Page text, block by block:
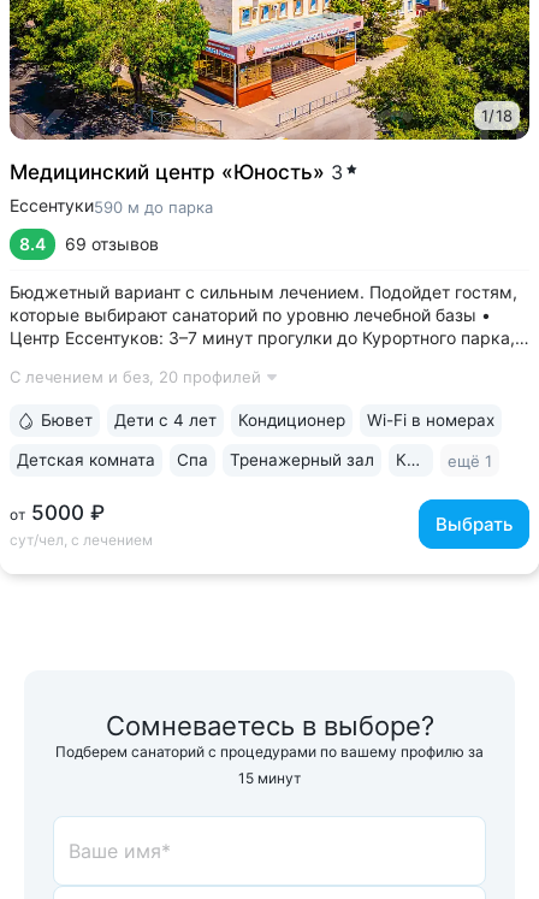
1/18
Медицинский центр «Юность» 3
Ессентуки590 м до парка
8.4 69 отзывов
Бюджетный вариант с сильным лечением. Подойдет гостям,
которые выбирают санаторий по уровню лечебной базы •
Центр Ессентуков: 3–7 минут прогулки до Курортного парка,
вокзала • Более 60 лет экспертизы в реабилитации
С лечением и без, 20 профилей
от 5000 ₽
сут/чел, с лечением
Выбрать
Бювет Дети с 4 лет Кондиционер Wi-Fi в номерах
Детская комната Спа Тренажерный зал Караоке ещё 1
Сомневаетесь в выборе?
Подберем санаторий с процедурами по вашему профилю за
15 минут